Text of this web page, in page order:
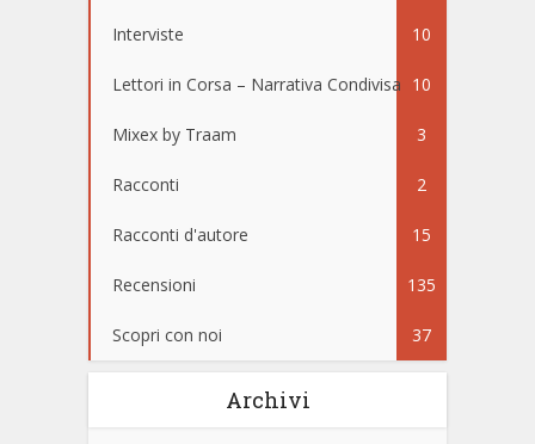
Interviste 10
Lettori in Corsa – Narrativa Condivisa 10
Mixex by Traam 3
Racconti 2
Racconti d'autore 15
Recensioni 135
Scopri con noi 37
Archivi